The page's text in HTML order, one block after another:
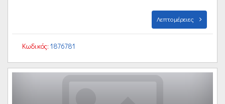
Λεπτομέρειες
Κωδικός: 1876781